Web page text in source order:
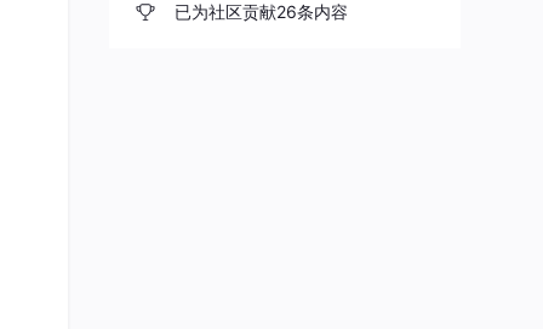
已为社区贡献26条内容